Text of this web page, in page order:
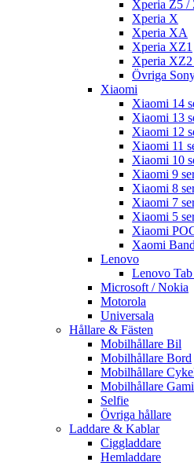
Xperia Z5 /
Xperia X
Xperia XA
Xperia XZ1
Xperia XZ2
Övriga
Xiaomi
Xiaomi 14
Xiaomi 13
Xiaomi 12
Xiaomi 11
Xiaomi 10
Xiaomi 9
Xiaomi 8
Xiaomi 7
Xiaomi 5
Xiaomi
Xaomi Band
Lenovo
Lenovo
Microsoft / Nokia
Motorola
Universala
Hållare & Fästen
Mobilhållare Bil
Mobilhållare Bord
Mobilhållare
Mobilhållare
Selfie
Övriga hållare
Laddare & Kablar
Ciggladdare
Hemladdare